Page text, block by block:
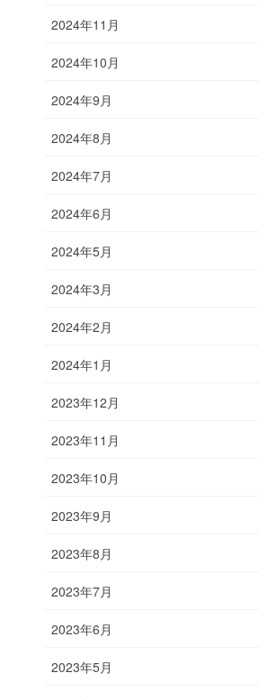
2024年11月
2024年10月
2024年9月
2024年8月
2024年7月
2024年6月
2024年5月
2024年3月
2024年2月
2024年1月
2023年12月
2023年11月
2023年10月
2023年9月
2023年8月
2023年7月
2023年6月
2023年5月